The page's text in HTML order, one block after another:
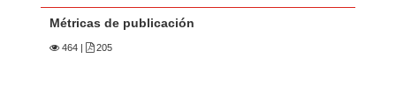
Métricas de publicación
464 205